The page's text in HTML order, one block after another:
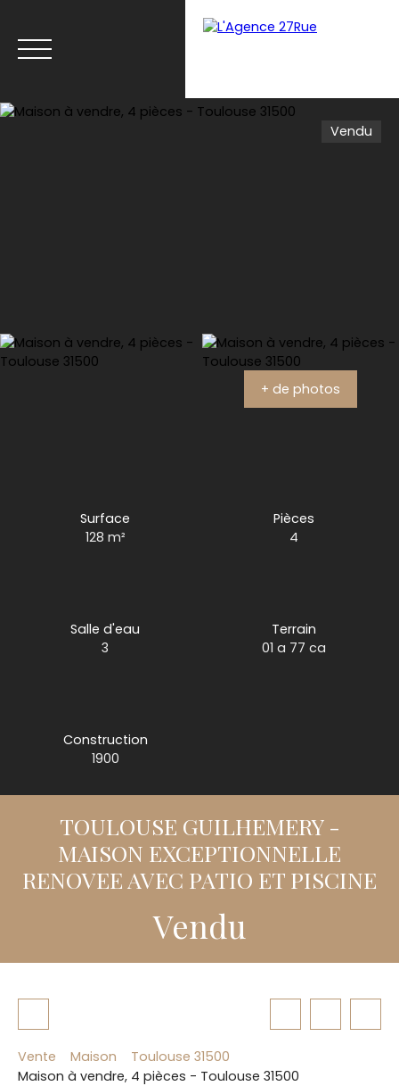
Vendu
+ de photos
Surface
128 m²
Pièces
4
Salle d'eau
3
Terrain
01 a 77 ca
Construction
1900
TOULOUSE GUILHEMERY -
MAISON EXCEPTIONNELLE
RENOVEE AVEC PATIO ET PISCINE
Vendu
Vente Maison
Toulouse 31500
Maison à vendre, 4 pièces - Toulouse 31500